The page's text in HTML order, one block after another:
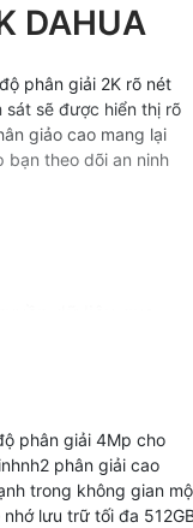
DAHUA
phân giải 2K rõ nét
sẽ được hiển thị rõ
giảo cao mang lại
bạn theo dõi an ninh
hình ảnh chất
ban đêm. một số
và phát hiện
ấn tượng này
vệ cho ngôi nhà
huống, ngay cả
phân giải 4Mp cho
phân giải cao
trong không gian
lưu trữ tối đa